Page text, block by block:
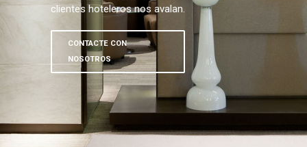
clientes hoteleros nos avalan.
CONTACTE CON
NOSOTROS